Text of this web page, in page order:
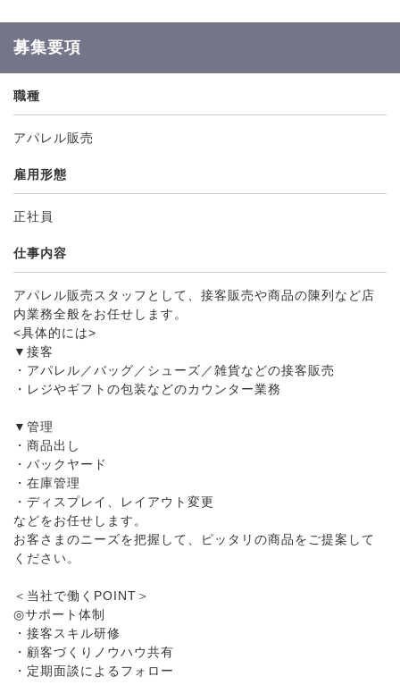
募集要項
職種
アパレル販売
雇用形態
正社員
仕事内容
アパレル販売スタッフとして、接客販売や商品の陳列など店
内業務全般をお任せします。
<具体的には>
▼接客
・アパレル／バッグ／シューズ／雑貨などの接客販売
・レジやギフトの包装などのカウンター業務
▼管理
・商品出し
・バックヤード
・在庫管理
・ディスプレイ、レイアウト変更
などをお任せします。
お客さまのニーズを把握して、ピッタリの商品をご提案して
ください。
＜当社で働くPOINT＞
◎サポート体制
・接客スキル研修
・顧客づくりノウハウ共有
・定期面談によるフォロー